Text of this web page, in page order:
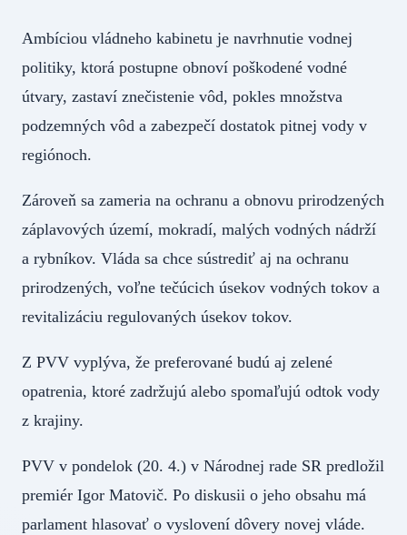
Ambíciou vládneho kabinetu je navrhnutie vodnej
politiky, ktorá postupne obnoví poškodené vodné
útvary, zastaví znečistenie vôd, pokles množstva
podzemných vôd a zabezpečí dostatok pitnej vody v
regiónoch.
Zároveň sa zameria na ochranu a obnovu prirodzených
záplavových území, mokradí, malých vodných nádrží
a rybníkov. Vláda sa chce sústrediť aj na ochranu
prirodzených, voľne tečúcich úsekov vodných tokov a
revitalizáciu regulovaných úsekov tokov.
Z PVV vyplýva, že preferované budú aj zelené
opatrenia, ktoré zadržujú alebo spomaľujú odtok vody
z krajiny.
PVV v pondelok (20. 4.) v Národnej rade SR predložil
premiér Igor Matovič. Po diskusii o jeho obsahu má
parlament hlasovať o vyslovení dôvery novej vláde.